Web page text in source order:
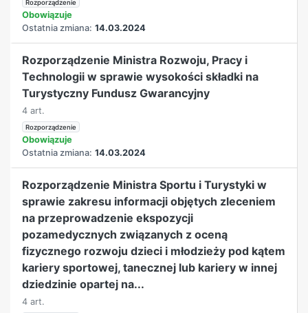
Rozporządzenie
Obowiązuje
Ostatnia zmiana: 14.03.2024
Rozporządzenie Ministra Rozwoju, Pracy i
Technologii w sprawie wysokości składki na
Turystyczny Fundusz Gwarancyjny
4 art.
Rozporządzenie
Obowiązuje
Ostatnia zmiana: 14.03.2024
Rozporządzenie Ministra Sportu i Turystyki w
sprawie zakresu informacji objętych zleceniem
na przeprowadzenie ekspozycji
pozamedycznych związanych z oceną
fizycznego rozwoju dzieci i młodzieży pod kątem
kariery sportowej, tanecznej lub kariery w innej
dziedzinie opartej na...
4 art.